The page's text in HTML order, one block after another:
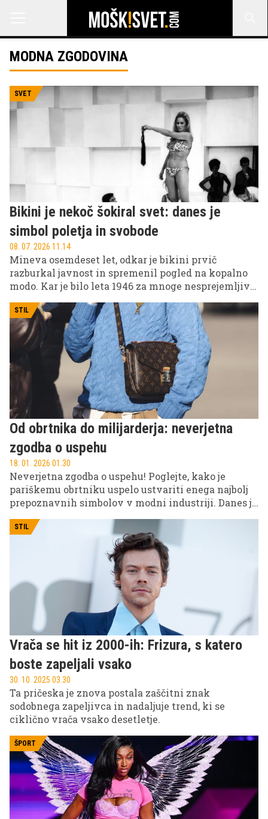
MODNA ZGODOVINA
SVET
Bikini je nekoč šokiral svet: danes je
simbol poletja in svobode
08. 07. 2026 11.14
Mineva osemdeset let, odkar je bikini prvič
razburkal javnost in spremenil pogled na kopalno
modo. Kar je bilo leta 1946 za mnoge nesprejemljivo,
kosov na svetu. Njegova zgodba pa ni le zgodba o
modi, temveč tudi o družbenih spremembah,
svobodi in samozavesti.
STIL
Od obrtnika do milijarderja: neverjetna
zgodba o uspehu
18. 01. 2026 01.30
Neverjetna zgodba o uspehu! Poglejte, kako je
pariškemu obrtniku uspelo ustvariti enega najbolj
prepoznavnih simbolov v modni industriji. Danes je
tako znan, da ga prepoznajo tudi tisti, ki mode sploh
ne spremljajo.
STIL
Vrača se hit iz 2000-ih: Frizura, s katero
boste zapeljali vsako
30. 10. 2025 03.30
Ta pričeska je znova postala zaščitni znak
sodobnega zapeljivca in nadaljuje trend, ki se
ciklično vrača vsako desetletje.
ŠPORT